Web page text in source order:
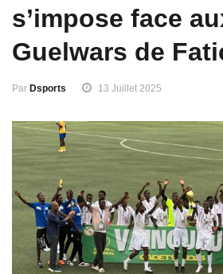
s’impose face
Guelwars de
Par Dsports 13 Juillet 2025